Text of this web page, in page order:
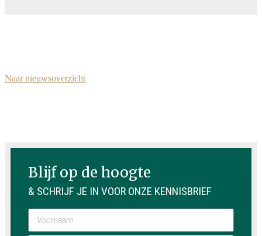
Naar nieuwsoverzicht
Blijf op de hoogte
& SCHRIJF JE IN VOOR ONZE KENNISBRIEF